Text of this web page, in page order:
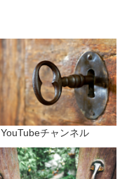
YouTubeチャンネル